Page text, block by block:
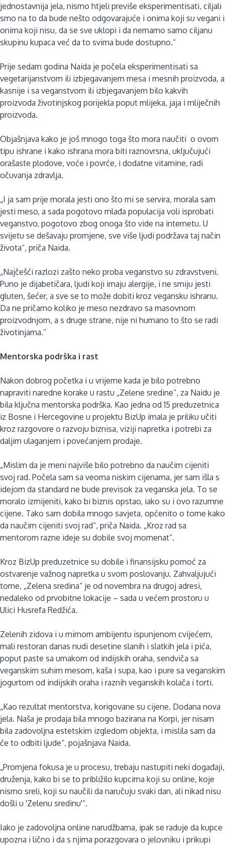
jednostavnija jela, nismo htjeli previše eksperimentisati, ciljali
smo na to da bude nešto odgovarajuće i onima koji su vegani i
onima koji nisu, da se sve uklopi i da nemamo samo ciljanu
skupinu kupaca već da to svima bude dostupno.“
Prije sedam godina Naida je počela eksperimentisati sa
vegetarijanstvom ili izbjegavanjem mesa i mesnih proizvoda, a
kasnije i sa veganstvom ili izbjegavanjem bilo kakvih
proizvoda životinjskog porijekla poput mlijeka, jaja i mliječnih
proizvoda.
Objašnjava kako je još mnogo toga što mora naučiti o ovom
tipu ishrane i kako ishrana mora biti raznovrsna, uključujući
orašaste plodove, voće i povrće, i dodatne vitamine, radi
očuvanja zdravlja.
„I ja sam prije morala jesti ono što mi se servira, morala sam
jesti meso, a sada pogotovo mlađa populacija voli isprobati
veganstvo, pogotovo zbog onoga što vide na internetu. U
svijetu se dešavaju promjene, sve više ljudi podržava taj način
života“, priča Naida.
„Najčešći razlozi zašto neko proba veganstvo su zdravstveni.
Puno je dijabetičara, ljudi koji imaju alergije, i ne smiju jesti
gluten, šećer, a sve se to može dobiti kroz vegansku ishranu.
Da ne pričamo koliko je meso nezdravo sa masovnom
proizvodnjom, a s druge strane, nije ni humano to što se radi
životinjama.“
Mentorska podrška i rast
Nakon dobrog početka i u vrijeme kada je bilo potrebno
napraviti naredne korake u rastu „Zelene sredine“, za Naidu je
bila ključna mentorska podrška. Kao jedna od 15 preduzetnica
iz Bosne i Hercegovine u projektu BizUp imala je priliku učiti
kroz razgovore o razvoju biznisa, viziji napretka i potrebi za
daljim ulaganjem i povećanjem prodaje.
„Mislim da je meni najviše bilo potrebno da naučim cijeniti
svoj rad. Počela sam sa veoma niskim cijenama, jer sam išla s
idejom da standard ne bude previsok za veganska jela. To se
moralo izmijeniti, kako bi biznis opstao, iako su i ovo razumne
cijene. Tako sam dobila mnogo savjeta, općenito o tome kako
da naučim cijeniti svoj rad“, priča Naida. „Kroz rad sa
mentorom razne ideje su dobile svoj momenat“.
Kroz BizUp preduzetnice su dobile i finansijsku pomoć za
ostvarenje važnog napretka u svom poslovanju. Zahvaljujući
tome, „Zelena sredina“ je od novembra na drugoj adresi,
nedaleko od prvobitne lokacije – sada u većem prostoru u
Ulici Husrefa Redžića.
Zelenih zidova i u mirnom ambijentu ispunjenom cvijećem,
mali restoran danas nudi desetine slanih i slatkih jela i pića,
poput paste sa umakom od indijskih oraha, sendviča sa
veganskim suhim mesom, kaša i supa, kao i pure sa veganskim
jogurtom od indijskih oraha i raznih veganskih kolača i torti.
„Kao rezultat mentorstva, korigovane su cijene. Dodana nova
jela. Naša je prodaja bila mnogo bazirana na Korpi, jer nisam
bila zadovoljna estetskim izgledom objekta, i mislila sam da
će to odbiti ljude“, pojašnjava Naida.
„Promjena fokusa je u procesu, trebaju nastupiti neki događaji,
druženja, kako bi se to približilo kupcima koji su online, koje
nismo sreli, koji su naučili da naručuju svaki dan, ali nikad nisu
došli u 'Zelenu sredinu'“.
Iako je zadovoljna online narudžbama, ipak se raduje da kupce
upozna i lično i da s njima porazgovara o jelovniku i prikupi